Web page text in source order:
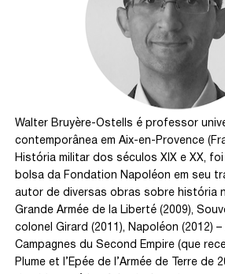
Walter Bruyère-Ostells é professor
contemporânea em Aix-en-Provence
História militar dos séculos XIX e XX,
bolsa da Fondation Napoléon em seu
autor de diversas obras sobre história
Grande Armée de la Liberté (2009),
colonel Girard (2011), Napoléon (2012)
Campagnes du Second Empire (que
Plume et l’Epée de l’Armée de Terre de